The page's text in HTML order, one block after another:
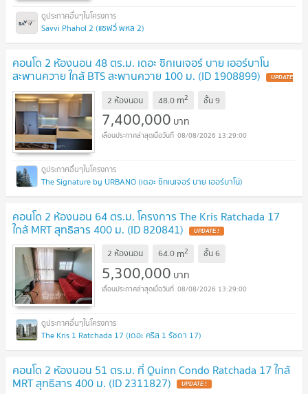
Savvi Phahol 2 (แซฟวี่ พหล 2)
คอนโด 2 ห้องนอน 48 ตร.ม. เดอะ ซิกเนเจอร์ บาย เออร์บาโน
สะพานควาย ใกล้ BTS สะพานควาย 100 ม. (ID 1908899) UPDATE
!
2 ห้องนอน 48.0 m2 ชั้น9
7,400,000 บาท
08/08/2026 13:29:00
The Signature by URBANO (เดอะ ซิกเนเจอร์ บาย เออร์บาโน่)
คอนโด 2 ห้องนอน 64 ตร.ม. โครงการ The Kris Ratchada 17
ใกล้ MRT สุทธิสาร 400 ม. (ID 820841) UPDATE !
2 ห้องนอน 64.0 m2 ชั้น6
5,300,000 บาท
08/08/2026 13:29:00
The Kris 1 Ratchada 17 (เดอะ คริส 1 รัชดา 17)
คอนโด 2 ห้องนอน 51 ตร.ม. ที่ Quinn Condo Ratchada 17 ใกล้
MRT สุทธิสาร 400 ม. (ID 2311827) UPDATE !